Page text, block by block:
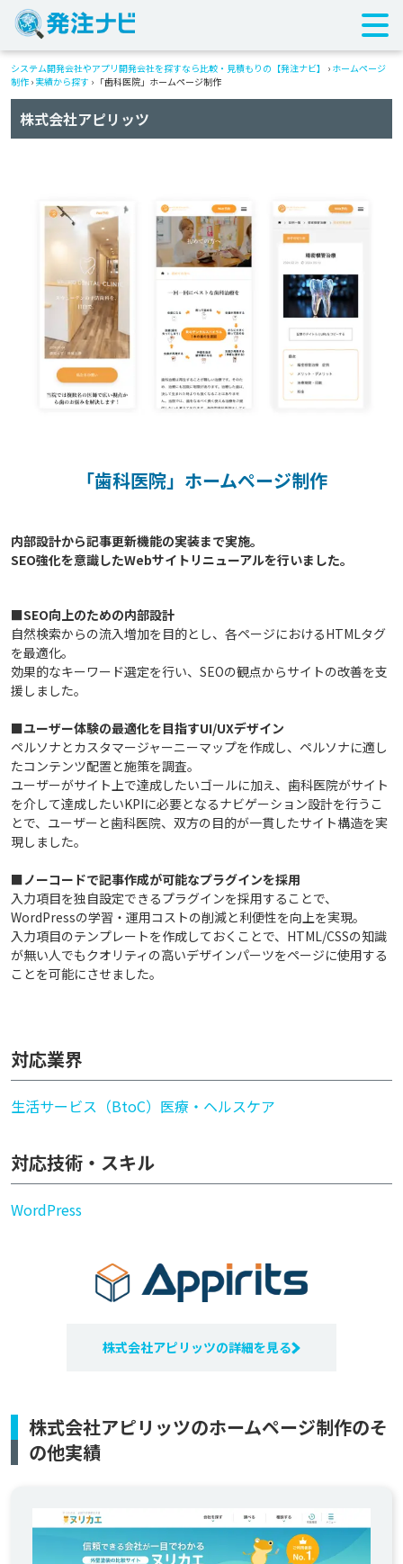
システム開発会社やアプリ開発会社を探すなら比較・見積もりの【発注ナビ】 › ホームページ
制作 › 実績から探す › 「歯科医院」ホームページ制作
株式会社アピリッツ
「歯科医院」ホームページ制作
内部設計から記事更新機能の実装まで実施。
■SEO向上のための内部設計
自然検索からの流入増加を目的とし、各ページにおけるHTMLタグ
を最適化。
効果的なキーワード選定を行い、SEOの観点からサイトの改善を支
援しました。
■ユーザー体験の最適化を目指すUI/UXデザイン
ペルソナとカスタマージャーニーマップを作成し、ペルソナに適し
たコンテンツ配置と施策を調査。
ユーザーがサイト上で達成したいゴールに加え、歯科医院がサイト
を介して達成したいKPIに必要となるナビゲーション設計を行うこ
とで、ユーザーと歯科医院、双方の目的が一貫したサイト構造を実
現しました。
■ノーコードで記事作成が可能なプラグインを採用
入力項目を独自設定できるプラグインを採用することで、
WordPressの学習・運用コストの削減と利便性を向上を実現。
入力項目のテンプレートを作成しておくことで、HTML/CSSの知識
が無い人でもクオリティの高いデザインパーツをページに使用する
ことを可能にさせました。
対応業界
生活サービス（BtoC） 医療・ヘルスケア
対応技術・スキル
WordPress
株式会社アピリッツの詳細を見る
株式会社アピリッツのホームページ制作のそ
の他実績